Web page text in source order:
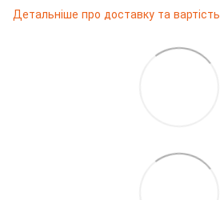
Детальніше про доставку та вартість